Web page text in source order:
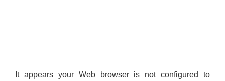
It appears your Web browser is not configured to